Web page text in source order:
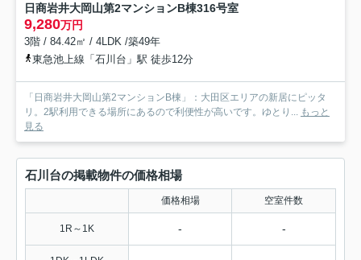
日商岩井大岡山第2マンションB棟316号室
9,280万円
3階 / 84.42㎡ / 4LDK /築49年
東急池上線「石川台」駅 徒歩12分
「日商岩井大岡山第2マンションB棟」：大田区エリアの新居にピッタ
リ。2駅利用できる場所にあるので利便性が高いです。ゆとり... もっと
見る
石川台の掲載物件の価格相場
価格相場 空室件数
1R～1K - -